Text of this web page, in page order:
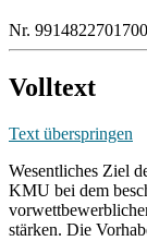
Nr.
Volltext
Text überspringen
Wesentliches Ziel
KMU bei dem
stärken. Die